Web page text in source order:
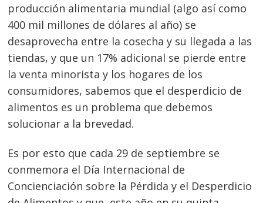
producción alimentaria mundial (algo así como
400 mil millones de dólares al año) se
desaprovecha entre la cosecha y su llegada a las
tiendas, y que un 17% adicional se pierde entre
la venta minorista y los hogares de los
consumidores, sabemos que el desperdicio de
alimentos es un problema que debemos
solucionar a la brevedad.
Es por esto que cada 29 de septiembre se
conmemora el Día Internacional de
Concienciación sobre la Pérdida y el Desperdicio